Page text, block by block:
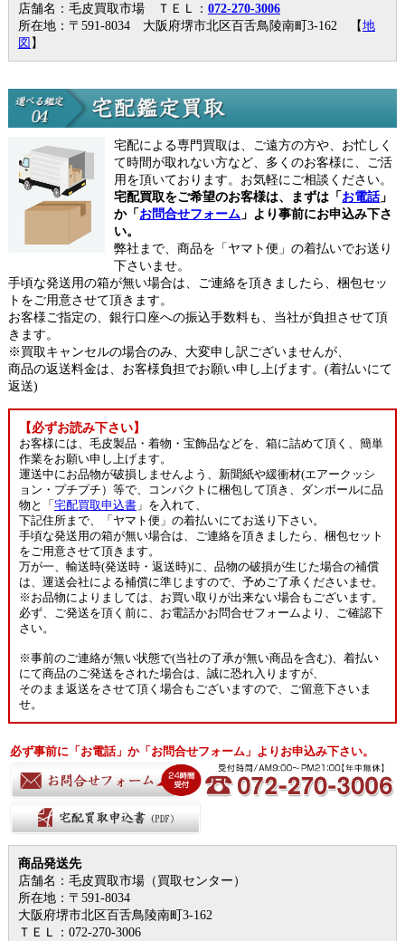
店舗名：毛皮買取市場 ＴＥＬ： 072-270-3006
所在地：〒591-8034 大阪府堺市北区百舌鳥陵南町3-162 【地
図 】
宅配による専門買取は、ご遠方の方や、お忙しく
て時間が取れない方など、多くのお客様に、ご活
用を頂いております。お気軽にご相談ください。
宅配買取をご希望のお客様は、まずは「お電話」
か「お問合せフォーム 」より事前にお申込み下さ
い。
弊社まで、商品を「ヤマト便」の着払いでお送り
下さいませ。
手頃な発送用の箱が無い場合は、ご連絡を頂きましたら、梱包セッ
トをご用意させて頂きます。
お客様ご指定の、銀行口座への振込手数料も、当社が負担させて頂
きます。
※買取キャンセルの場合のみ、大変申し訳ございませんが、
商品の返送料金は、お客様負担でお願い申し上げます。(着払いにて
返送)
【必ずお読み下さい】
お客様には、毛皮製品・着物・宝飾品などを、箱に詰めて頂く、簡単
作業をお願い申し上げます。
運送中にお品物が破損しませんよう、新聞紙や緩衝材(エアークッシ
ョン・プチプチ）等で、コンパクトに梱包して頂き、ダンボールに品
物と「 宅配買取申込書」を入れて、
下記住所まで、「ヤマト便」の着払いにてお送り下さい。
手頃な発送用の箱が無い場合は、ご連絡を頂きましたら、梱包セット
をご用意させて頂きます。
万が一、輸送時(発送時・返送時)に、品物の破損が生じた場合の補償
は、運送会社による補償に準じますので、予めご了承くださいませ。
※お品物によりましては、お買い取りが出来ない場合もございます。
必ず、ご発送を頂く前に、お電話かお問合せフォームより、ご確認下
さい。
※事前のご連絡が無い状態で(当社の了承が無い商品を含む)、着払い
にて商品のご発送をされた場合は、誠に恐れ入りますが、
そのまま返送をさせて頂く場合もございますので、ご留意下さいま
せ。
必ず事前に「お電話」か「お問合せフォーム」よりお申込み下さい。
商品発送先
店舗名：毛皮買取市場（買取センター）
所在地：〒591-8034
大阪府堺市北区百舌鳥陵南町3-162
ＴＥＬ：072-270-3006